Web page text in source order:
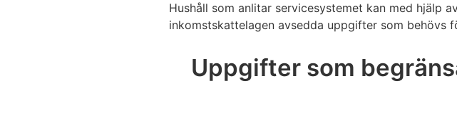
Hushåll som anlitar servicesystemet kan med hjälp
inkomstskattelagen avsedda uppgifter som behövs
Uppgifter som